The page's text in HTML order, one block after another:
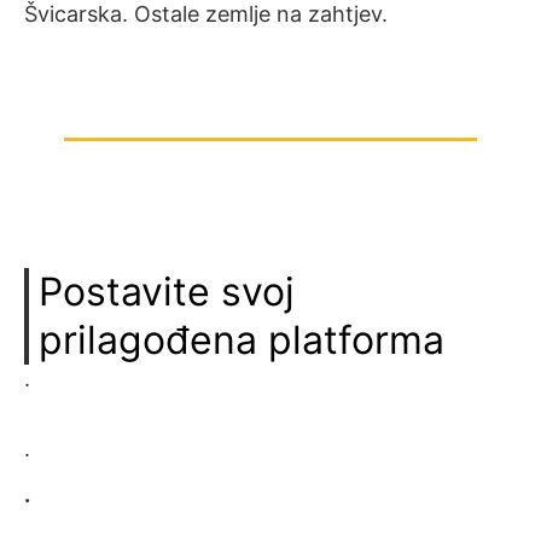
Švicarska. Ostale zemlje na zahtjev.
Postavite svoj
prilagođena platforma
.
.
.